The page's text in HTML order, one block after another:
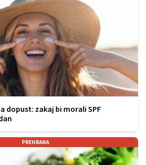
dopust: zakaj bi morali SPF
PREHRANA